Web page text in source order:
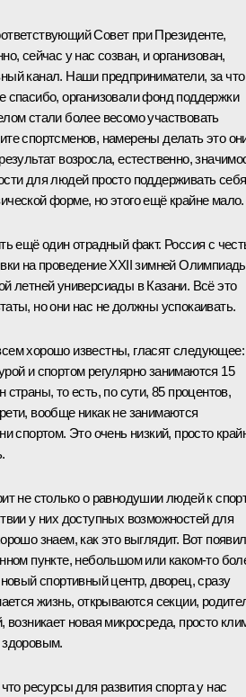
Совет при Президенте,
сейчас у нас созван, и организован,
канал. Наши предприниматели, за что
спасибо, организовали фонд поддержки
стали более весомо участвовать
спортсменов, намерены делать это
возросла, естественно,
для людей просто поддерживать себя
форме, но этого ещё крайне мало.
ещё один отрадный факт. Россия с
на проведение XXII зимней
летней универсиады в Казани. Всё это
но они нас не должны успокаивать.
хорошо известны, гласят следующее:
и спортом регулярно занимаются 15
страны, то есть, по сути, 85 процентов,
вообще никак не занимаются
спортом. Это очень низкий, просто
не столько о равнодушии людей к
у них доступных возможностей для
знаем, как это выглядит. Вот
пункте, небольшом или каком‑то
новый спортивный центр, дворец, сразу
жизнь, открываются секции,
возникает новая микросреда, просто
здоровым.
ресурсы для развития спорта у нас